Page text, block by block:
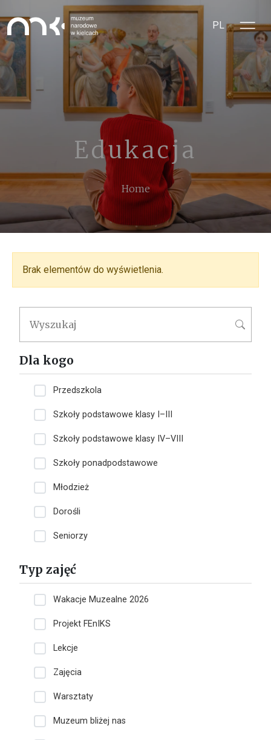
Skip to main content
PL
Edukacja
Breadcrumb
Home
Dla kogo
Przedszkola
Szkoły podstawowe klasy I–III
Szkoły podstawowe klasy IV–VIII
Szkoły ponadpodstawowe
Młodzież
Dorośli
Seniorzy
Typ zajęć
Wakacje Muzealne 2026
Projekt FEnIKS
Lekcje
Zajęcia
Warsztaty
Muzeum bliżej nas
Brak elementów do wyświetlenia.